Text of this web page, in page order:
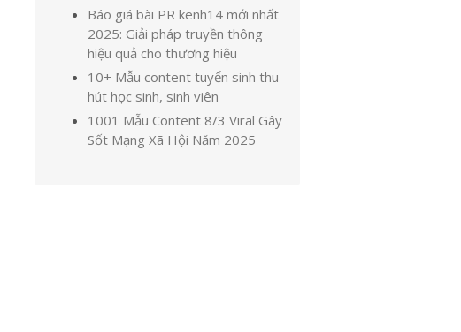
Báo giá bài PR kenh14 mới nhất
2025: Giải pháp truyền thông
hiệu quả cho thương hiệu
10+ Mẫu content tuyển sinh thu
hút học sinh, sinh viên
1001 Mẫu Content 8/3 Viral Gây
Sốt Mạng Xã Hội Năm 2025